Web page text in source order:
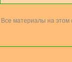
Все материалы на этом